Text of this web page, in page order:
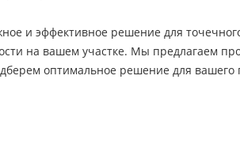
и эффективное решение для
на вашем участке. Мы предлагаем
оптимальное решение для вашего